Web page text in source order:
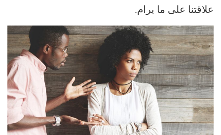
علاقتنا على ما يرام.